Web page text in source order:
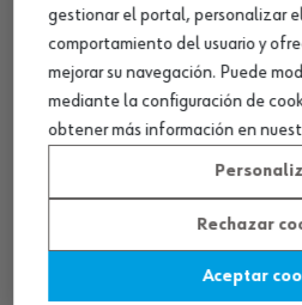
¡WÜRTH EMPRESA SOLIDARIA!
¡DESCARGA NUESTRA APP!
gestionar el portal, personalizar
comportamiento del usuario y
mejorar su navegación. Puede
mediante la configuración de
obtener más información en
Rechazar
Aceptar